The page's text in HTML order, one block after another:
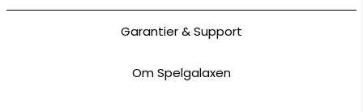
Garantier & Support
Om Spelgalaxen